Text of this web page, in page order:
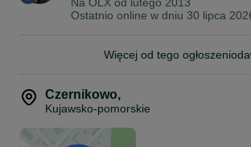
dnia 27 kwietnia 2016 r. w sprawie ochrony
związku z przetwarzaniem danych
informujemy że o zasadach przetwarzania
danych osobowych można zapoznać się na
polityka prywatności lub pod linkiem :
https://agrohandler.pl/info/7-polityka-
Ostatnio online w dniu 30 lipca
Więcej od tego
Czernikowo,
Kujawsko-pomorskie